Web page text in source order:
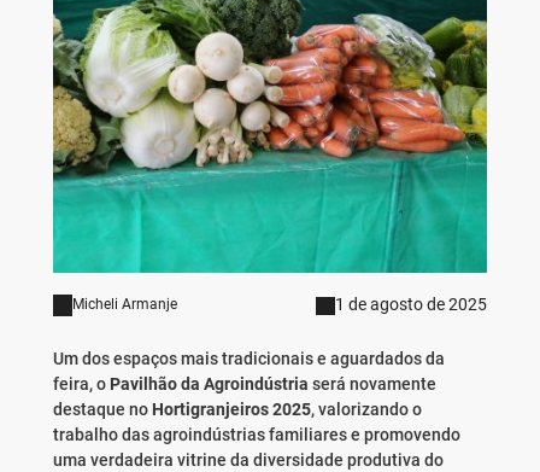
Micheli Armanje 1 de agosto de 2025
Um dos espaços mais tradicionais e aguardados da
feira, o Pavilhão da Agroindústria será novamente
destaque no Hortigranjeiros 2025, valorizando o
trabalho das agroindústrias familiares e promovendo
uma verdadeira vitrine da diversidade produtiva do